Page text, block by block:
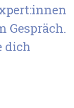
Gespräch.
dich